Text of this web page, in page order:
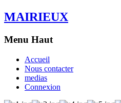
MAIRIEUX
Menu Haut
Accueil
Nous contacter
medias
Connexion